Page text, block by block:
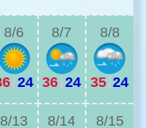
8/6
|24
8/7
36|24
8/8
35|24
8/13 8/14 8/15